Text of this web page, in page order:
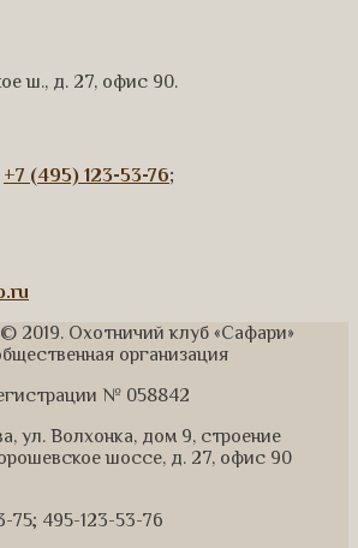
ш., д. 27, офис 90.
+7 (495) 123-53-76;
© 2019. Охотничий клуб «Сафари»
организация
№ 058842
ул. Волхонка, дом 9, строение
шоссе, д. 27, офис 90
75; 495-123-53-76